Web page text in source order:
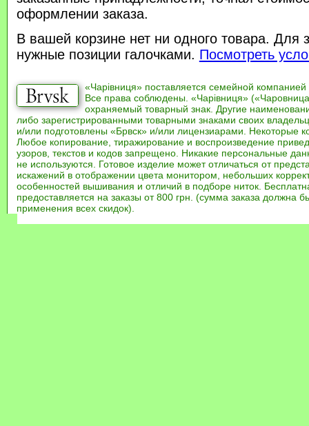
оформлении заказа.
В вашей корзине нет ни одного товара. Для
нужные позиции галочками. Посмотреть
«Чарівниця» поставляется семейной компанией
Все права соблюдены. «Чарівниця»
охраняемый товарный знак. Другие
либо зарегистрированными товарными знаками своих
и/или подготовлены «Брвск» и/или лицензиарами. Некоторые
Любое копирование, тиражирование и воспроизведение
узоров, текстов и кодов запрещено. Никакие персональные
не используются. Готовое изделие может отличаться от
искажений в отображении цвета монитором, небольших
особенностей вышивания и отличий в подборе ниток.
предоставляется на заказы от 800 грн. (сумма заказа должна
применения всех скидок).